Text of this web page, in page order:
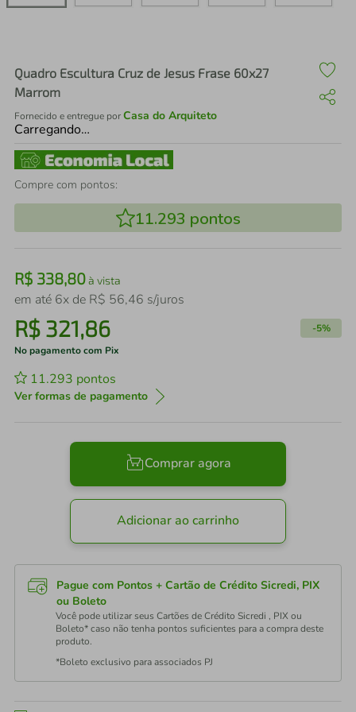
Quadro Escultura Cruz de Jesus Frase 60x27
Marrom
Fornecido e entregue porCasa do Arquiteto
Carregando…
Compre com pontos:
11.293 pontos
R$ 338,80à vista
em até 6x de R$ 56,46 s/juros
R$ 321,86 -5%
No pagamento com Pix
11.293 pontos
Ver formas de pagamento
Comprar agora
Adicionar ao carrinho
Pague com Pontos + Cartão de Crédito Sicredi, PIX
ou Boleto
Você pode utilizar seus Cartões de Crédito Sicredi , PIX ou
Boleto* caso não tenha pontos suficientes para a compra deste
produto.
*Boleto exclusivo para associados PJ